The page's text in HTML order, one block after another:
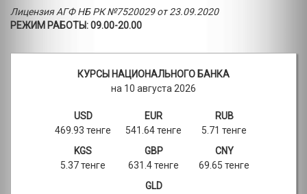
Лицензия АГФ НБ РК №7520029 от 23.09.2020
РЕЖИМ РАБОТЫ: 09.00-20.00
КУРСЫ НАЦИОНАЛЬНОГО БАНКА
на 10 августа 2026
USD
469.93 тенге
EUR
541.64 тенге
RUB
5.71 тенге
KGS
5.37 тенге
GBP
631.4 тенге
CNY
69.65 тенге
GLD